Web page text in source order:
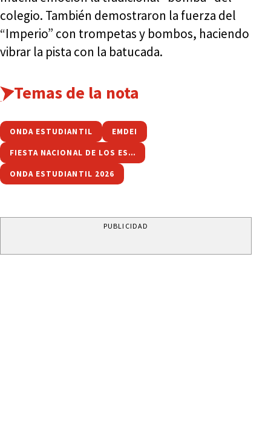
colegio. También demostraron la fuerza del
“Imperio” con trompetas y bombos, haciendo
vibrar la pista con la batucada.
Temas de la nota
ONDA ESTUDIANTIL EMDEI
FIESTA NACIONAL DE LOS ESTUDIANTES
ONDA ESTUDIANTIL 2026
PUBLICIDAD